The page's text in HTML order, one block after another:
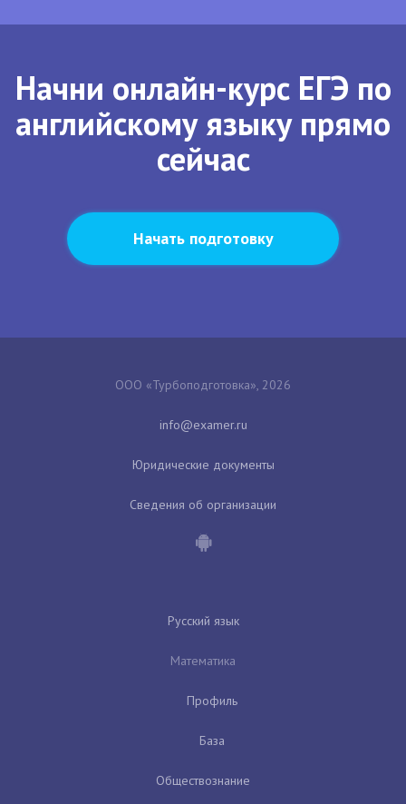
Начни онлайн-курс ЕГЭ по
английскому языку прямо
сейчас
Начать подготовку
ООО «Турбоподготовка», 2026
Юридические документы
Сведения об организации
Русский язык
Математика
Профиль
База
Обществознание